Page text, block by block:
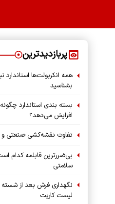
پربازدیدترین
بشناسید
بسته‌ بندی استاندارد
افزایش می‌دهد؟
تفاوت نقشه‌کشی صنعتی
بی‌ضررترین قابلمه کدام
سلامتی
نگهداری فرش بعد از
لیست کارپت